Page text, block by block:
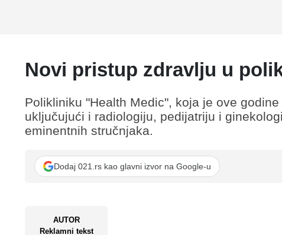
Novi pristup zdravlju u
AUTOR
Reklamni tekst
Polikliniku "Health Medic", koja je ove
uključujući i radiologiju, pedijatriju i
eminentnih stručnjaka.
Dodaj 021.rs kao glavni izvor na Google-u